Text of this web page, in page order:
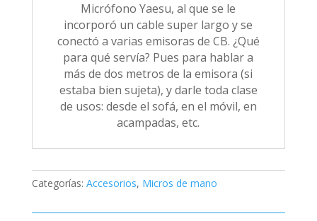
Micrófono Yaesu, al que se le
incorporó un cable super largo y se
conectó a varias emisoras de CB. ¿Qué
para qué servía? Pues para hablar a
más de dos metros de la emisora (si
estaba bien sujeta), y darle toda clase
de usos: desde el sofá, en el móvil, en
acampadas, etc.
Categorías: Accesorios, Micros de mano